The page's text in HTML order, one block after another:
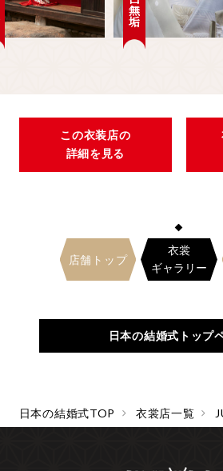
日本の結婚式TOP 衣裳店一覧
白無垢
この衣装店の
詳細を見る
店舗トップ
衣裳
ギャラリー
日本の結婚式トップ